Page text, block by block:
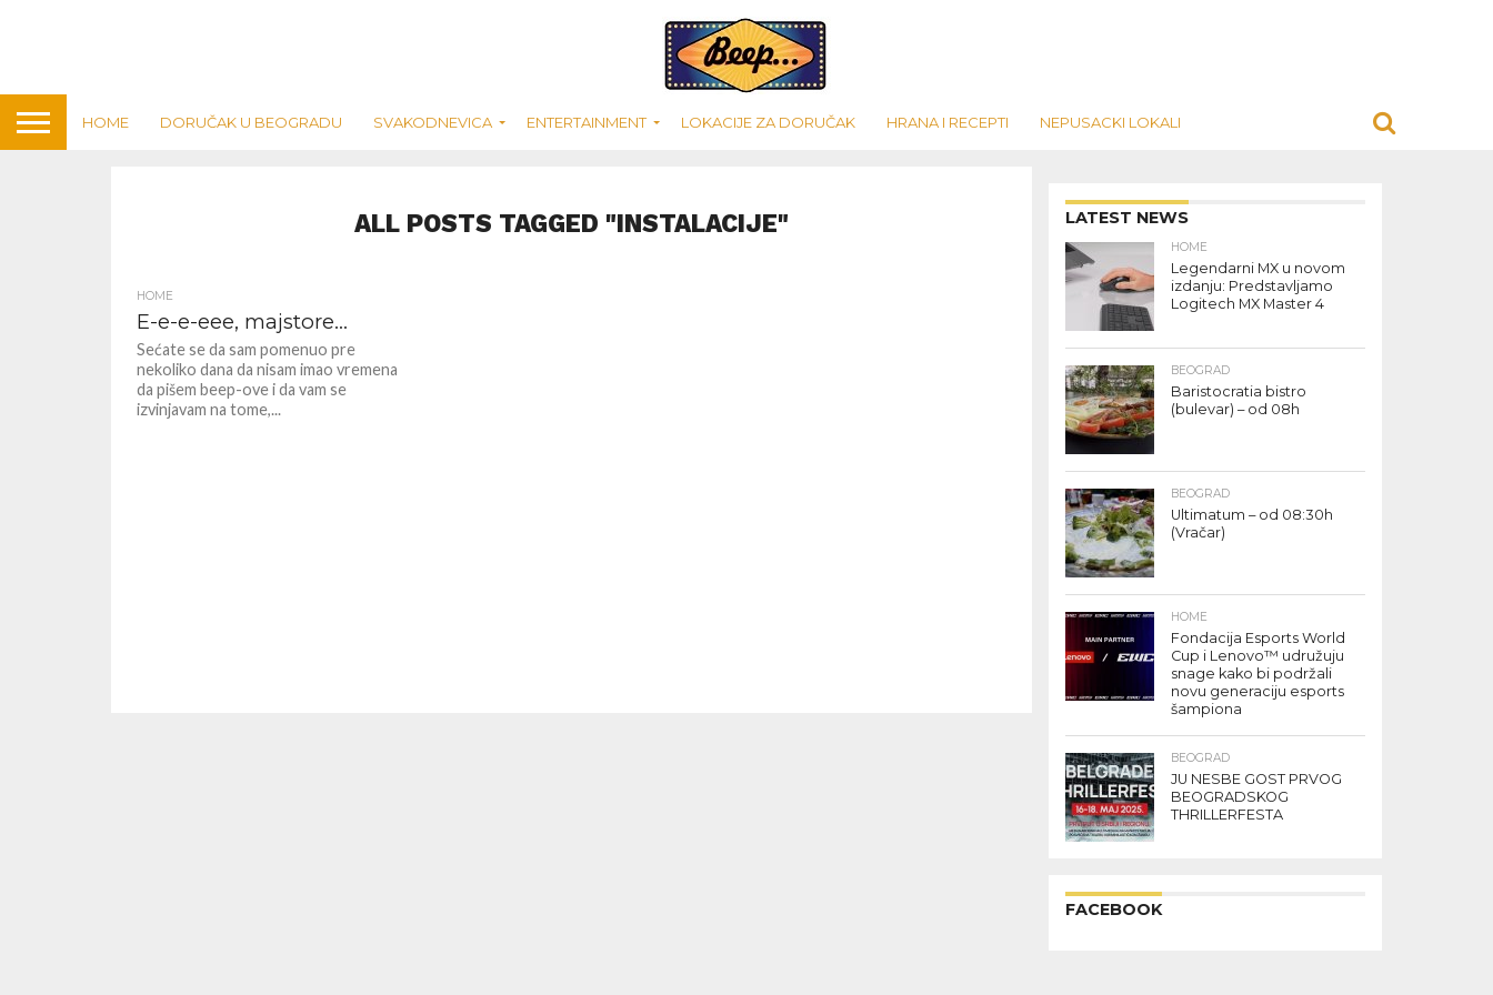
HOME DORUČAK U BEOGRADU SVAKODNEVICA ENTERTAINMENT LOKACIJE ZA DORUČAK HRANA I RECEPTI NEPUSACKI LOKALI
ALL POSTS TAGGED "INSTALACIJE"
HOME
E-e-e-eee, majstore…
Sećate se da sam pomenuo pre
nekoliko dana da nisam imao vremena
da pišem beep-ove i da vam se
izvinjavam na tome,...
LATEST NEWS
HOME
Legendarni MX u novom
izdanju: Predstavljamo
Logitech MX Master 4
BEOGRAD
Baristocratia bistro
(bulevar) – od 08h
BEOGRAD
Ultimatum – od 08:30h
(Vračar)
HOME
Fondacija Esports World
Cup i Lenovo™ udružuju
snage kako bi podržali
novu generaciju esports
šampiona
BEOGRAD
JU NESBE GOST PRVOG
BEOGRADSKOG
THRILLERFESTA
FACEBOOK